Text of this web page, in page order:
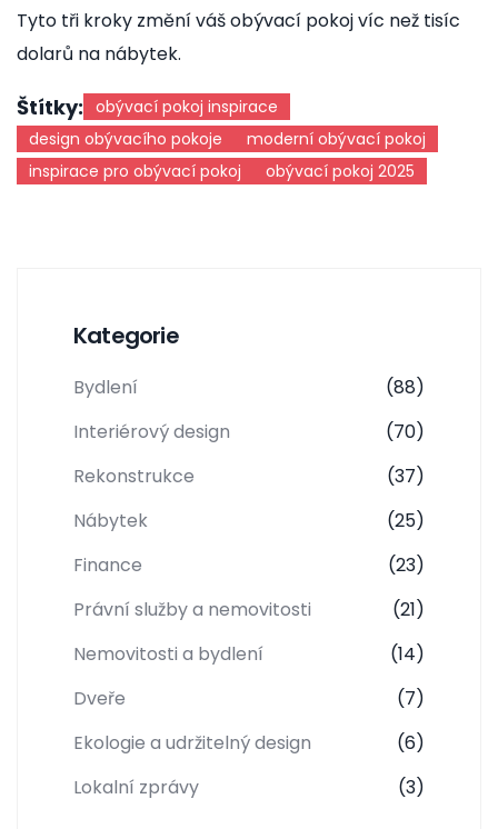
Tyto tři kroky změní váš obývací pokoj víc než tisíc
dolarů na nábytek.
Štítky: obývací pokoj inspirace
design obývacího pokoje
moderní obývací pokoj
inspirace pro obývací pokoj
obývací pokoj 2025
Kategorie
Bydlení
(88)
Interiérový design
(70)
Rekonstrukce
(37)
Nábytek
(25)
Finance
(23)
Právní služby a nemovitosti
(21)
Nemovitosti a bydlení
(14)
Dveře
(7)
Ekologie a udržitelný design
(6)
Lokalní zprávy
(3)